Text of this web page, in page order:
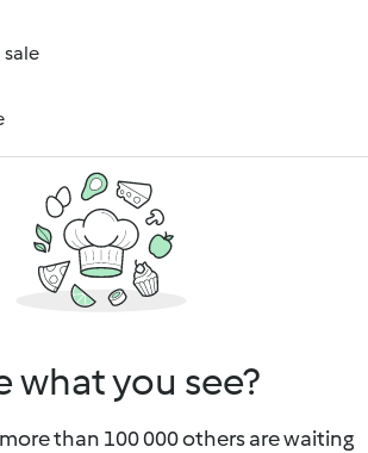
sale
what you see?
than 100 000 others are waiting